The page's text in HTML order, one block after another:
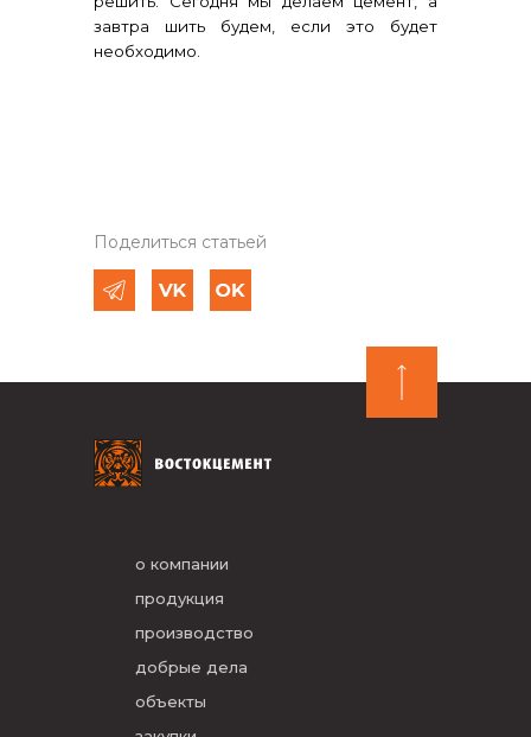
завтра шить будем, если это будет
необходимо.
Поделиться статьей
о компании
продукция
производство
добрые дела
объекты